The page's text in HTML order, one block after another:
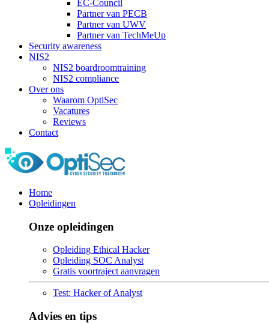
EC-Council
Partner van PECB
Partner van UWV
Partner van TechMeUp
Security awareness
NIS2
NIS2 boardroomtraining
NIS2 compliance
Over ons
Waarom OptiSec
Vacatures
Reviews
Contact
Home
Opleidingen
Onze opleidingen
Opleiding Ethical Hacker
Opleiding SOC Analyst
Gratis voortraject aanvragen
Test: Hacker of Analyst
Advies en tips